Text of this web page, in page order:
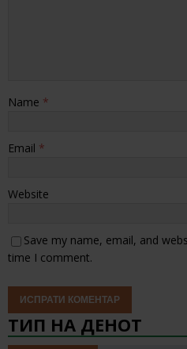
Name *
Email *
Website
Save my name, email, and
time I comment.
ТИП НА ДЕНОТ